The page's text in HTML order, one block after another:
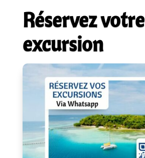
Réservez votre
excursion